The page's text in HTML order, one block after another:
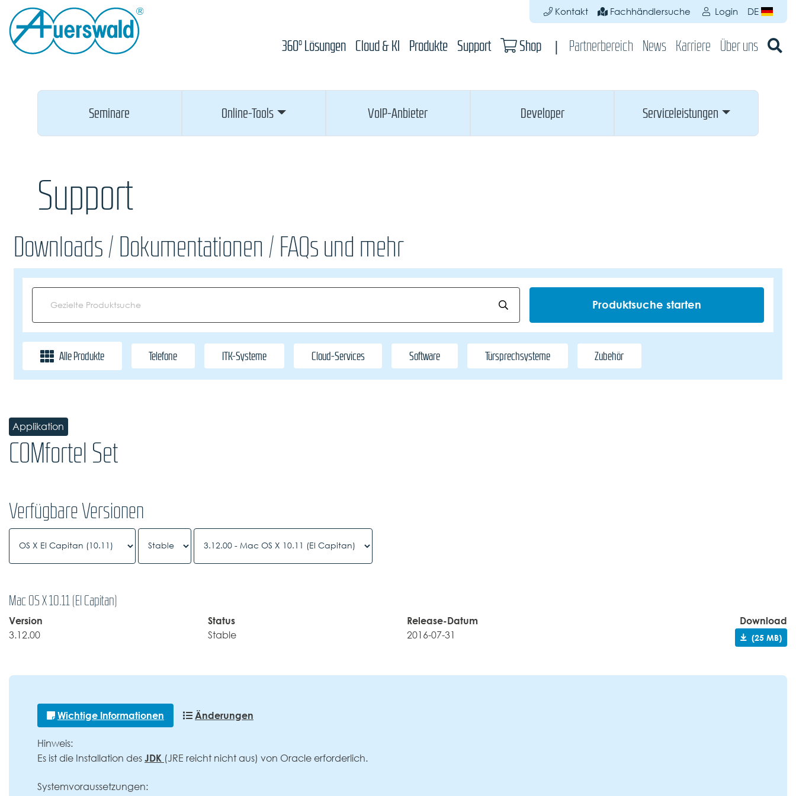
Kontakt Fachhändlersuche Login DE
360° Lösungen Cloud & KI Produkte Support Shop Partnerbereich News Karriere Über uns
Seminare Online-Tools VoIP-Anbieter Developer Serviceleistungen
Support
Downloads / Dokumentationen / FAQs und mehr
Alle Produkte Telefone ITK-Systeme Cloud-Services Software Türsprechsysteme Zubehör
Applikation
COMfortel Set
Verfügbare Versionen
Mac OS X 10.11 (El Capitan)
Version
3.12.00
Status
Stable
Release-Datum
2016-07-31
Download
(25 MB)
Wichtige Informationen Änderungen
Hinweis:
Es ist die Installation desJDK (JRE reicht nicht aus) von Oracle erforderlich.
Systemvoraussetzungen: